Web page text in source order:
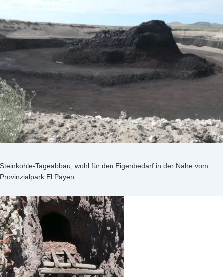
Steinkohle-Tageabbau, wohl für den Eigenbedarf in der Nähe vom
Provinzialpark El Payen.